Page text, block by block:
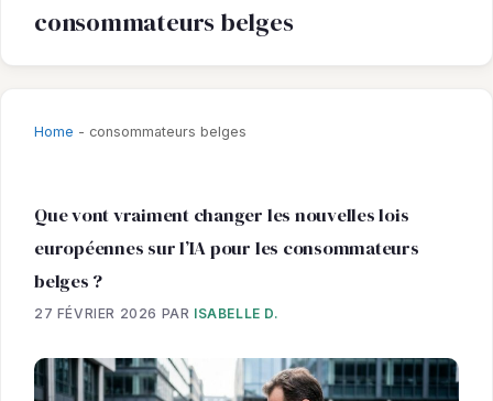
consommateurs belges
Home - consommateurs belges
Que vont vraiment changer les nouvelles lois
européennes sur l’IA pour les consommateurs
belges ?
27 FÉVRIER 2026 PAR ISABELLE D.